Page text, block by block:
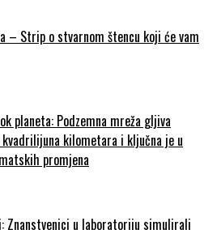
– Strip o stvarnom štencu koji će vam
planeta: Podzemna mreža gljiva
kvadrilijuna kilometara i ključna je u
promjena
Znanstvenici u laboratoriju simulirali